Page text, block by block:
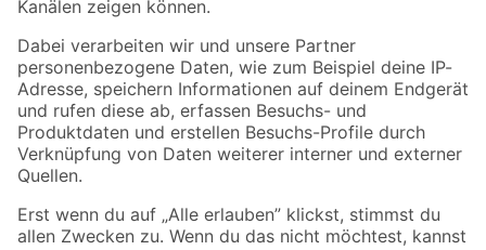
Folge uns
Zahlungsarten Versandarten
Sicher einkaufen